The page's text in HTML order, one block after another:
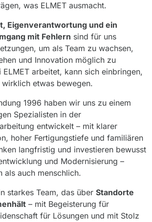
was ELMET ausmacht.
Eigenverantwortung und ein
mit Fehlern sind für uns
um als Team zu wachsen,
und Innovation möglich zu
ELMET arbeitet, kann sich einbringen,
etwas bewegen.
1996 haben wir uns zu einem
Spezialisten in der
entwickelt – mit klarer
hoher Fertigungstiefe und familiären
langfristig und investieren bewusst
und Modernisierung –
als auch menschlich.
starkes Team, das über Standorte
– mit Begeisterung für
für Lösungen und mit Stolz